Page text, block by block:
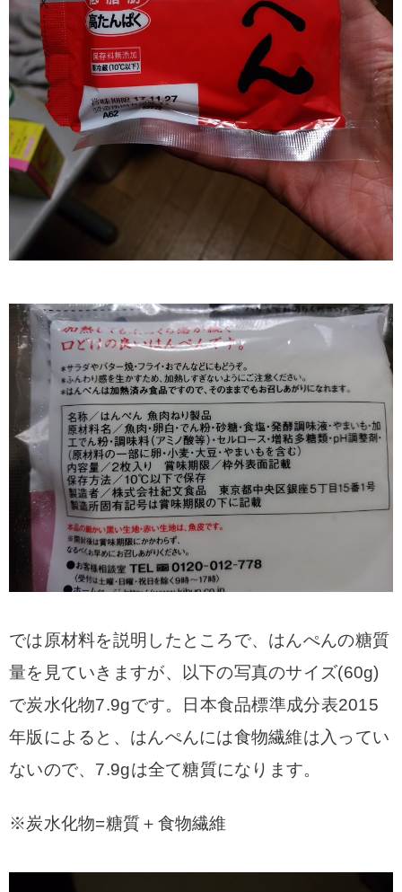
では原材料を説明したところで、はんぺんの糖質
量を見ていきますが、以下の写真のサイズ(60g)
で炭水化物7.9gです。日本食品標準成分表2015
年版によると、はんぺんには食物繊維は入ってい
ないので、7.9gは全て糖質になります。
※炭水化物=糖質＋食物繊維